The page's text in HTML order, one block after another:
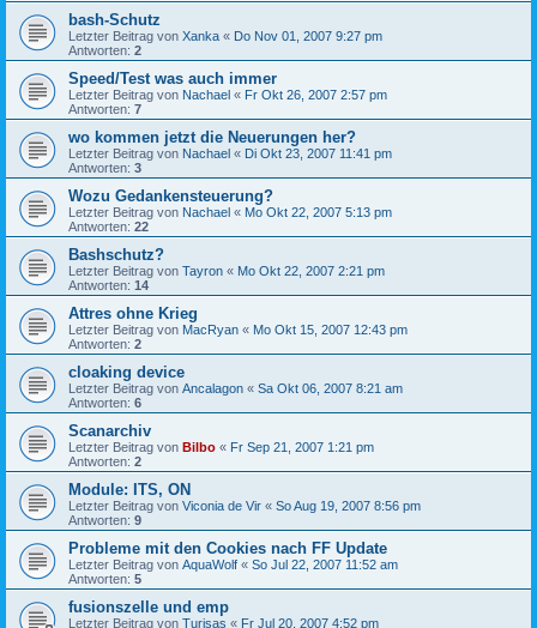
bash-Schutz
Letzter Beitrag von Xanka « Do Nov 01, 2007 9:27 pm
Antworten: 2
Speed/Test was auch immer
Letzter Beitrag von Nachael « Fr Okt 26, 2007 2:57 pm
Antworten: 7
wo kommen jetzt die Neuerungen her?
Letzter Beitrag von Nachael « Di Okt 23, 2007 11:41 pm
Antworten: 3
Wozu Gedankensteuerung?
Letzter Beitrag von Nachael « Mo Okt 22, 2007 5:13 pm
Antworten: 22
Bashschutz?
Letzter Beitrag von Tayron « Mo Okt 22, 2007 2:21 pm
Antworten: 14
Attres ohne Krieg
Letzter Beitrag von MacRyan « Mo Okt 15, 2007 12:43 pm
Antworten: 2
cloaking device
Letzter Beitrag von Ancalagon « Sa Okt 06, 2007 8:21 am
Antworten: 6
Scanarchiv
Letzter Beitrag von Bilbo « Fr Sep 21, 2007 1:21 pm
Antworten: 2
Module: ITS, ON
Letzter Beitrag von Viconia de Vir « So Aug 19, 2007 8:56 pm
Antworten: 9
Probleme mit den Cookies nach FF Update
Letzter Beitrag von AquaWolf « So Jul 22, 2007 11:52 am
Antworten: 5
fusionszelle und emp
Letzter Beitrag von Turisas « Fr Jul 20, 2007 4:52 pm